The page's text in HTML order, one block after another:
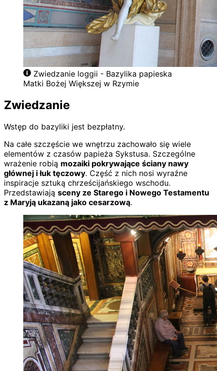
Zwiedzanie loggii - Bazylika papieska
Matki Bożej Większej w Rzymie
Zwiedzanie
Wstęp do bazyliki jest bezpłatny.
Na całe szczęście we wnętrzu zachowało się wiele
elementów z czasów papieża Sykstusa. Szczególne
wrażenie robią mozaiki pokrywające ściany nawy
głównej i łuk tęczowy. Część z nich nosi wyraźne
inspiracje sztuką chrześcijańskiego wschodu.
Przedstawiają sceny ze Starego i Nowego Testamentu
z Maryją ukazaną jako cesarzową.